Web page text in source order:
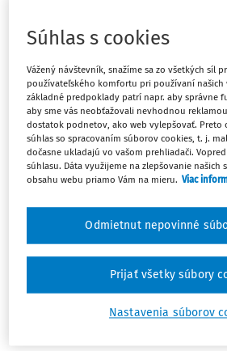
čl. 39 ods. 2 vyhlášky č. 11/1975 Zb.
prepravnej zmluve v
doprave (CMR)
§ 610 Obchodného zákonníka
V situácii, keď je možné uplatniť
39 ods. 2 Dohovoru CMR tzv. ďalším
postihovateľom (dovolateľom)
žalovanému (následnému,
na súde štátu, v ktorom má žalovaný
svojho sídla.
Uznesenie Najvyššieho súdu
Skutkový stav
Súhlas s cookies
Vážený návštevník, snažíme sa zo všetkých síl
používateľského komfortu pri používaní našich
základné predpoklady patrí napr. aby správne
aby sme vás neobťažovali nevhodnou
dostatok podnetov, ako web vylepšovať. Preto
súhlas so spracovaním súborov cookies, t. j.
dočasne ukladajú vo vašom prehliadači.
súhlasu. Dáta využijeme na zlepšovanie našich
obsahu webu priamo Vám na mieru. Viac
Nastavenia súborov
Odmietnut nepovinné
Prijať všetky súbory